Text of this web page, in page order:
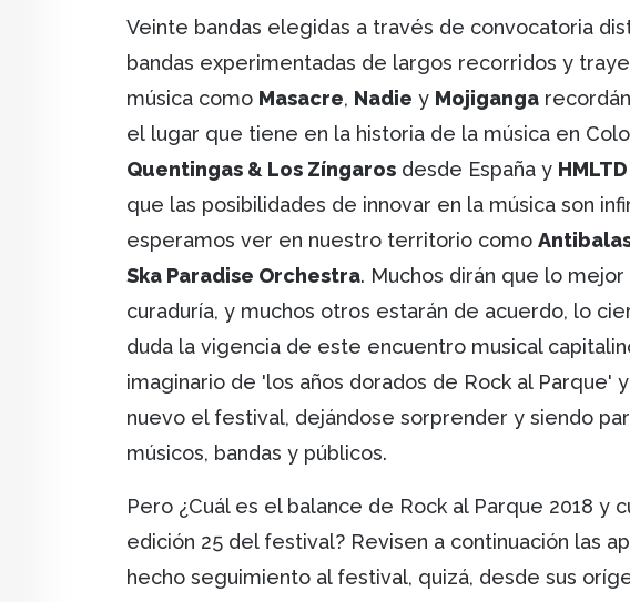
Veinte bandas elegidas a través de convocatoria
bandas experimentadas de largos recorridos y
música como Masacre, Nadie y Mojiganga
el lugar que tiene en la historia de la música en
Quentingas & Los Zíngaros desde España y HMLTD
que las posibilidades de innovar en la música son
esperamos ver en nuestro territorio como
Ska Paradise Orchestra. Muchos dirán que lo
curaduría, y muchos otros estarán de acuerdo, lo
duda la vigencia de este encuentro musical
imaginario de 'los años dorados de Rock al Parque'
nuevo el festival, dejándose sorprender y siendo
músicos, bandas y públicos.
Pero ¿Cuál es el balance de Rock al Parque 2018 y
edición 25 del festival? Revisen a continuación las
hecho seguimiento al festival, quizá, desde sus